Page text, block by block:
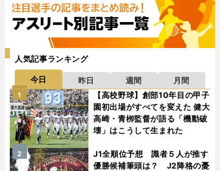
人気記事ランキング
今日 昨日 週間
月間
【高校野球】創部10年目の甲子
園初出場がすべてを変えた 健大
高崎・青栁監督が語る「機動破
壊」はこうして生まれた
1
J1全順位予想 識者５人が推す
優勝候補筆頭は？ J2降格の憂
2